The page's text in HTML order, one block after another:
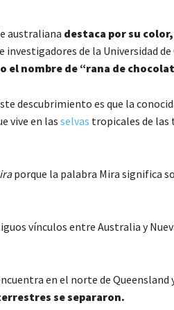
australiana destaca por su
investigadores de la Universidad
el nombre de “rana de
descubrimiento es que la
vive en las selvas tropicales de las
porque la palabra Mira significa
vínculos entre Australia y
en el norte de
se separaron.